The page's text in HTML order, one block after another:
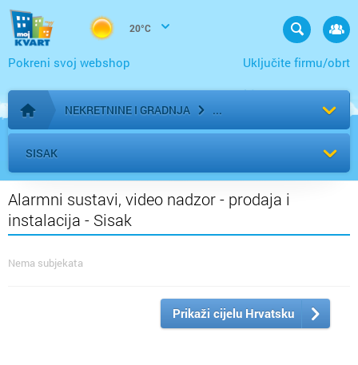
20°C
Uključite firmu/obrt
Pokreni svoj webshop
Početna stranica
NEKRETNINE I GRADNJA
SISAK
Alarmni sustavi, video nadzor - prodaja i
instalacija - Sisak
Nema subjekata
Prikaži cijelu Hrvatsku